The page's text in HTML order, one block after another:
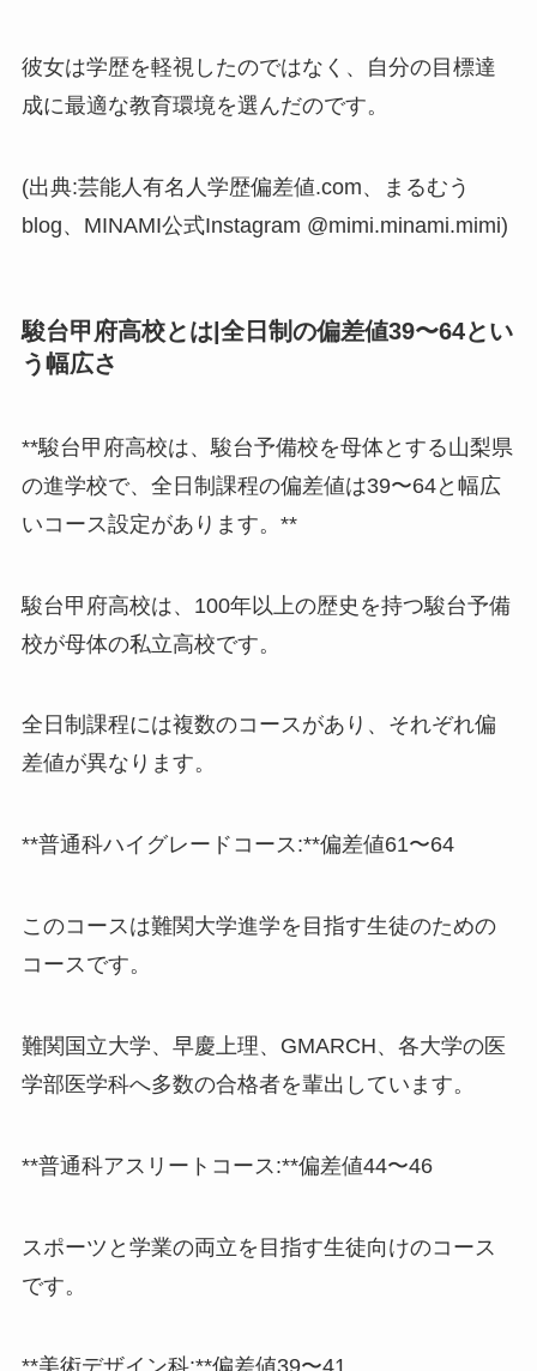
彼女は学歴を軽視したのではなく、自分の目標達
成に最適な教育環境を選んだのです。
(出典:芸能人有名人学歴偏差値.com、まるむう
blog、MINAMI公式Instagram @mimi.minami.mimi)
駿台甲府高校とは|全日制の偏差値39〜64とい
う幅広さ
**駿台甲府高校は、駿台予備校を母体とする山梨県
の進学校で、全日制課程の偏差値は39〜64と幅広
いコース設定があります。**
駿台甲府高校は、100年以上の歴史を持つ駿台予備
校が母体の私立高校です。
全日制課程には複数のコースがあり、それぞれ偏
差値が異なります。
**普通科ハイグレードコース:**偏差値61〜64
このコースは難関大学進学を目指す生徒のための
コースです。
難関国立大学、早慶上理、GMARCH、各大学の医
学部医学科へ多数の合格者を輩出しています。
**普通科アスリートコース:**偏差値44〜46
スポーツと学業の両立を目指す生徒向けのコース
です。